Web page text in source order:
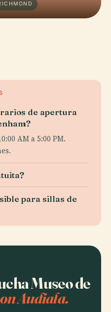
de apertura
AM a 5:00 PM.
para sillas de
Museo de
Audiala.